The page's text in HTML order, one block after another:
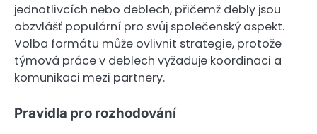
jednotlivcích nebo deblech, přičemž debly jsou
obzvlášť populární pro svůj společenský aspekt.
Volba formátu může ovlivnit strategie, protože
týmová práce v deblech vyžaduje koordinaci a
komunikaci mezi partnery.
Pravidla pro rozhodování